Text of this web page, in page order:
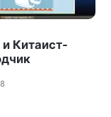
и Китаист-